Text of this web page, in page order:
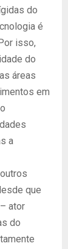
do
é
isso,
do
áreas
em
a
que
ator
do